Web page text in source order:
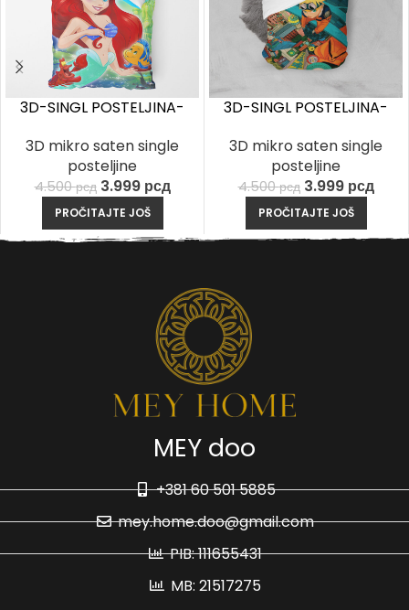
3D-SINGL POSTELJINA-
3D mikro saten single
posteljine
4.500рсд 3.999 рсд
PROČITAJTE JOŠ
3D-SINGL POSTELJINA-
3D mikro saten single
posteljine
4.500рсд 3.999 рсд
PROČITAJTE JOŠ
MEY doo
+381 60 501 5885
mey.home.doo@gmail.com
PIB: 111655431
MB: 21517275